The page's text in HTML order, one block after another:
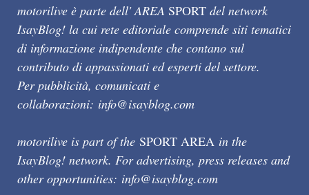
motorilive è parte dell' AREA SPORT del network
IsayBlog! la cui rete editoriale comprende siti tematici
di informazione indipendente che contano sul
contributo di appassionati ed esperti del settore.
Per pubblicità, comunicati e
collaborazioni: info@isayblog.com
motorilive is part of the SPORT AREA in the
IsayBlog! network. For advertising, press releases and
other opportunities: info@isayblog.com